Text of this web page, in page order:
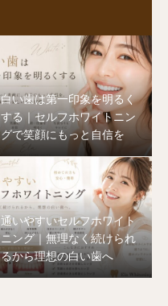
白い歯は第一印象を明るく
する｜セルフホワイトニン
グで笑顔にもっと自信を
通いやすいセルフホワイト
ニング｜無理なく続けられ
るから理想の白い歯へ